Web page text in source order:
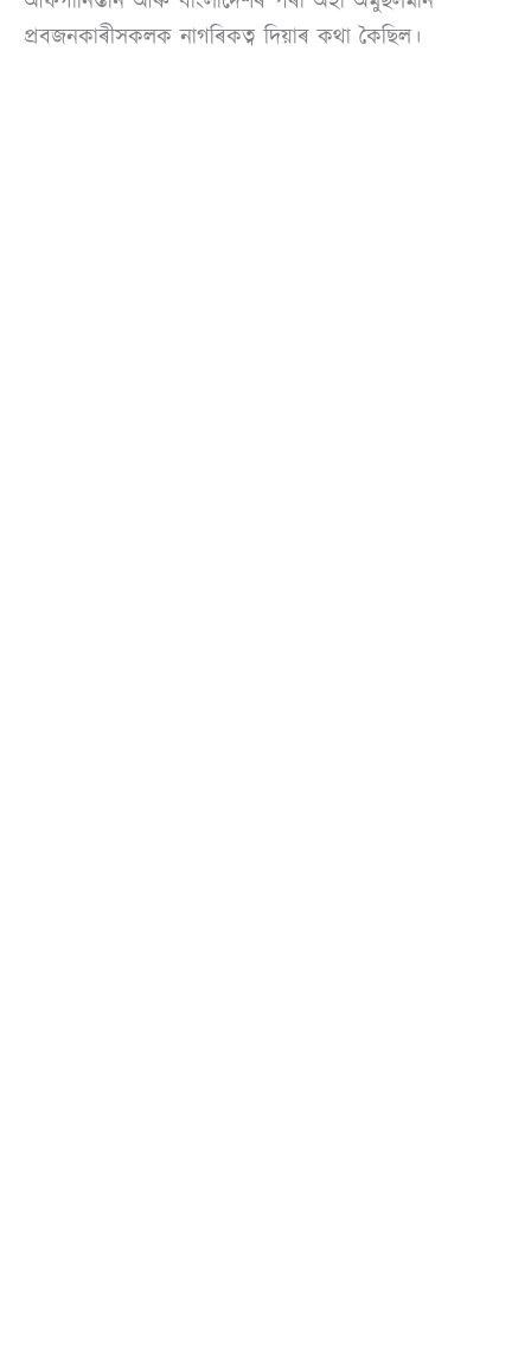
প্ৰবজনকাৰীসকলক নাগৰিকত্ব দিয়াৰ কথা কৈছিল।